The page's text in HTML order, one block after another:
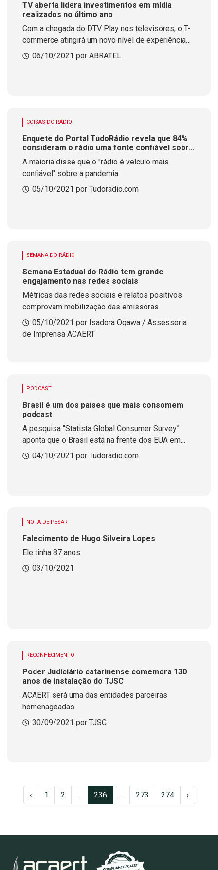
TV aberta lidera investimentos em mídia
realizados no último ano
Com a chegada do DTV Play nos televisores, o T-
commerce atingirá um novo nível de experiência
para consumidores e marcas
06/10/2021 por ABRATEL
COISAS DO RÁDIO
Enquete do Portal TudoRádio revela que 84%
consideram o rádio uma fonte confiável sobre
a covid-19
A maioria disse que o "rádio é veículo mais
confiável" sobre a pandemia
05/10/2021 por Tudoradio.com
SEMANA DO RÁDIO
Semana Estadual do Rádio tem grande
engajamento nas redes sociais
Métricas das redes sociais e relatos positivos
comprovam mobilização das emissoras
05/10/2021 por Isadora Ogawa / Assessoria
de Imprensa ACAERT
PODCAST
Brasil é um dos países que mais consomem
podcast
A pesquisa “Statista Global Consumer Survey”
aponta que o Brasil está na frente dos EUA em
consumo de podcasts
04/10/2021 por Tudorádio.com
NOTA DE PESAR
Falecimento de Hugo Silveira Lopes
Ele tinha 87 anos
03/10/2021
RECONHECIMENTO
Poder Judiciário catarinense comemora 130
anos de instalação do TJSC
ACAERT será uma das entidades parceiras
homenageadas
30/09/2021 por TJSC
‹ 1 2 ... 236 ... 273 274 ›